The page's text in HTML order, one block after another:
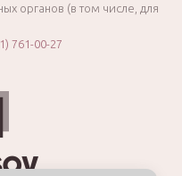
органов (в том числе, для
761-00-27